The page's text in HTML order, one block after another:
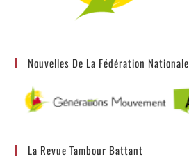
Nouvelles De La Fédération Nationale
La Revue Tambour Battant